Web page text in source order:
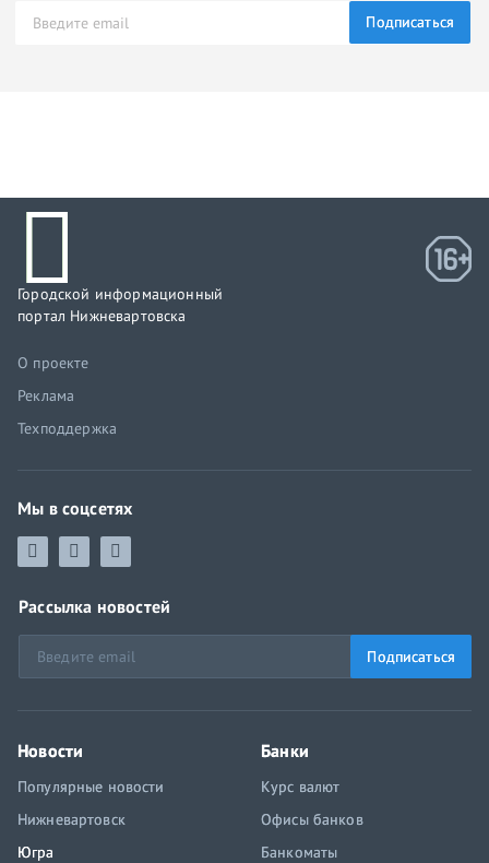
Подписаться
Городской информационный
портал Нижневартовска
О проекте
Реклама
Техподдержка
Мы в соцсетях
Рассылка новостей
Подписаться
Новости
Популярные новости
Нижневартовск
Югра
Банки
Курс валют
Офисы банков
Банкоматы